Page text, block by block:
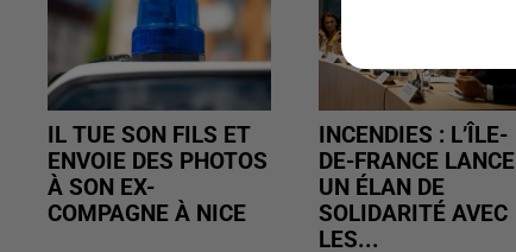
IL TUE SON FILS ET
ENVOIE DES PHOTOS
À SON EX-
COMPAGNE À NICE
INCENDIES : L’ÎLE-
DE-FRANCE LANCE
UN ÉLAN DE
SOLIDARITÉ AVEC
LES...